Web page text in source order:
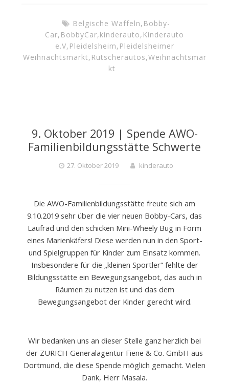
Belgische Waffeln, Bobby-
Car, BobbyCar,kinderauto, Kinderauto
e.V, Pleidelsheim, Pleidelsheimer
Weihnachtsmarkt, Rutscherautos,Weihnachtsmar
kt
9. Oktober 2019 | Spende AWO-
Familienbildungsstätte Schwerte
27. Oktober 2019 kinderauto
Die AWO-Familienbildungsstätte freute sich am
9.10.2019 sehr über die vier neuen Bobby-Cars, das
Laufrad und den schicken Mini-Wheely Bug in Form
eines Marienkäfers! Diese werden nun in den Sport-
und Spielgruppen für Kinder zum Einsatz kommen.
Insbesondere für die „kleinen Sportler“ fehlte der
Bildungsstätte ein Bewegungsangebot, das auch in
Räumen zu nutzen ist und das dem
Bewegungsangebot der Kinder gerecht wird.
Wir bedanken uns an dieser Stelle ganz herzlich bei
der ZURICH Generalagentur Fiene & Co. GmbH aus
Dortmund, die diese Spende möglich gemacht. Vielen
Dank, Herr Masala.